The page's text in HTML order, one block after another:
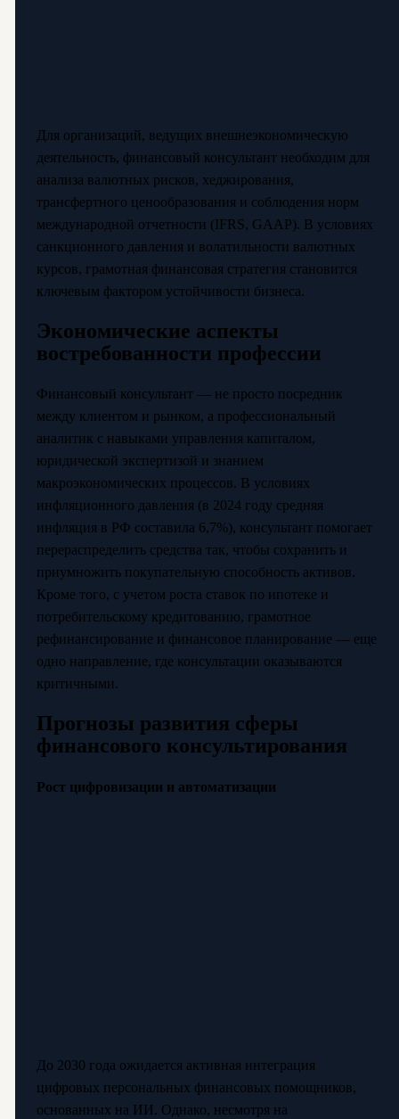
Для организаций, ведущих внешнеэкономическую
деятельность, финансовый консультант необходим для
анализа валютных рисков, хеджирования,
трансфертного ценообразования и соблюдения норм
международной отчетности (IFRS, GAAP). В условиях
санкционного давления и волатильности валютных
курсов, грамотная финансовая стратегия становится
ключевым фактором устойчивости бизнеса.
Экономические аспекты
востребованности профессии
Финансовый консультант — не просто посредник
между клиентом и рынком, а профессиональный
аналитик с навыками управления капиталом,
юридической экспертизой и знанием
макроэкономических процессов. В условиях
инфляционного давления (в 2024 году средняя
инфляция в РФ составила 6,7%), консультант помогает
перераспределить средства так, чтобы сохранить и
приумножить покупательную способность активов.
Кроме того, с учетом роста ставок по ипотеке и
потребительскому кредитованию, грамотное
рефинансирование и финансовое планирование — еще
одно направление, где консультации оказываются
критичными.
Прогнозы развития сферы
финансового консультирования
Рост цифровизации и автоматизации
До 2030 года ожидается активная интеграция
цифровых персональных финансовых помощников,
основанных на ИИ. Однако, несмотря на